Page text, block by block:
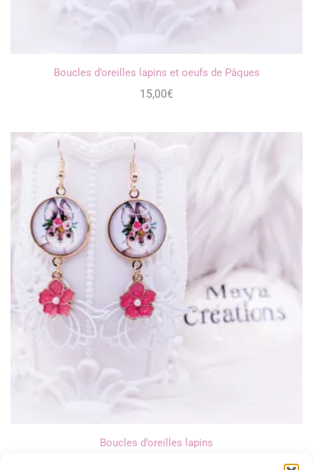
Boucles d’oreilles lapins et oeufs de Pâques
15,00€
Boucles d’oreilles lapins